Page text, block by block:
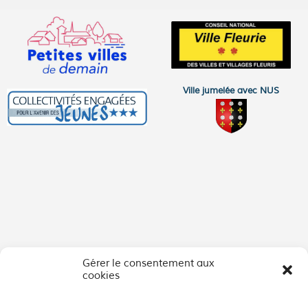
Gérer le consentement aux
cookies
Ville jumelée avec NUS